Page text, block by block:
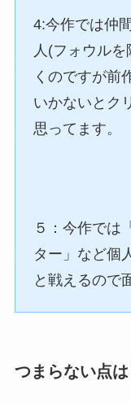
4:今作では仲
人(フォウル
くのですが前
いかないとク
思ってます。
５：今作では
ター」など個
と戦えるので
つまらない点は